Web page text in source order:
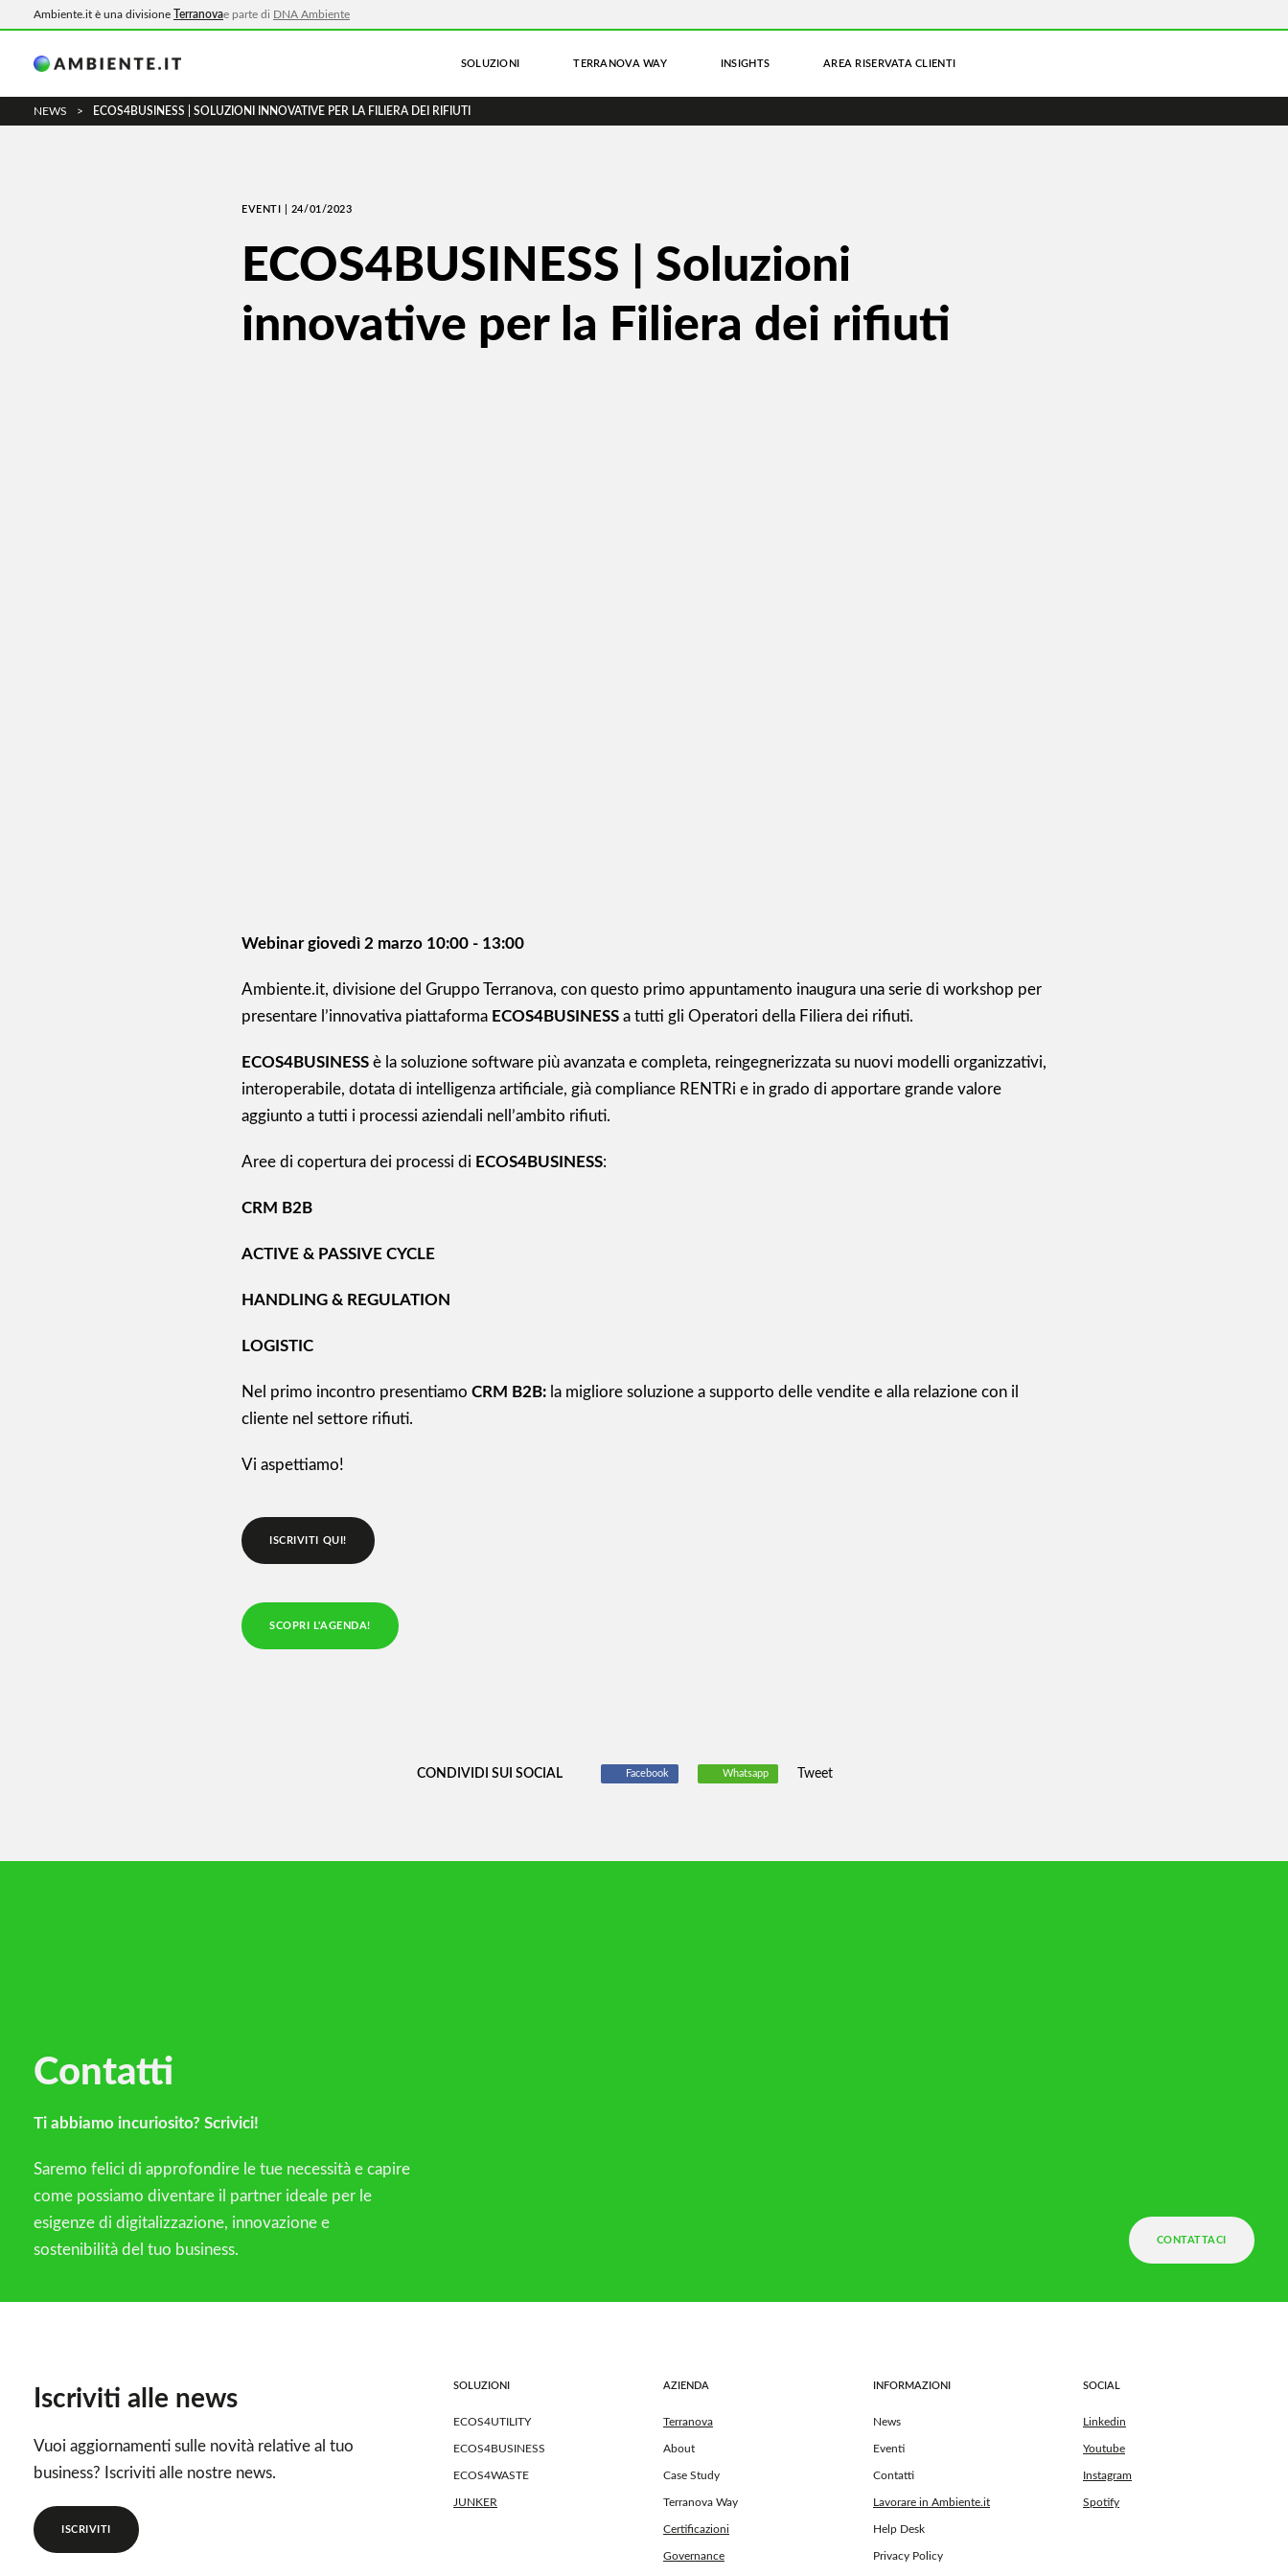
Ambiente.it è una divisione Terranovae parte di DNA Ambiente
SOLUZIONI TERRANOVA WAY INSIGHTS AREA RISERVATA CLIENTI
NEWS > ECOS4BUSINESS | SOLUZIONI INNOVATIVE PER LA FILIERA DEI RIFIUTI
EVENTI | 24/01/2023
ECOS4BUSINESS | Soluzioni
innovative per la Filiera dei rifiuti
Webinar giovedì 2 marzo 10:00 - 13:00
Ambiente.it, divisione del Gruppo Terranova, con questo primo appuntamento inaugura una serie di workshop per
presentare l’innovativa piattaforma ECOS4BUSINESS a tutti gli Operatori della Filiera dei rifiuti.
ECOS4BUSINESS è la soluzione software più avanzata e completa, reingegnerizzata su nuovi modelli organizzativi,
interoperabile, dotata di intelligenza artificiale, già compliance RENTRi e in grado di apportare grande valore
aggiunto a tutti i processi aziendali nell’ambito rifiuti.
Aree di copertura dei processi di ECOS4BUSINESS:
CRM B2B
ACTIVE & PASSIVE CYCLE
HANDLING & REGULATION
LOGISTIC
Nel primo incontro presentiamo CRM B2B: la migliore soluzione a supporto delle vendite e alla relazione con il
cliente nel settore rifiuti.
Vi aspettiamo!
ISCRIVITI QUI!
SCOPRI L'AGENDA!
CONDIVIDI SUI SOCIAL Facebook Whatsapp Tweet
Contatti
Ti abbiamo incuriosito? Scrivici!
Saremo felici di approfondire le tue necessità e capire
come possiamo diventare il partner ideale per le
esigenze di digitalizzazione, innovazione e
sostenibilità del tuo business.
CONTATTACI
Iscriviti alle news
Vuoi aggiornamenti sulle novità relative al tuo
business? Iscriviti alle nostre news.
ISCRIVITI
SOLUZIONI
ECOS4UTILITY
ECOS4BUSINESS
ECOS4WASTE
JUNKER
AZIENDA
Terranova
About
Case Study
Terranova Way
Certificazioni
Governance
INFORMAZIONI
News
Eventi
Contatti
Lavorare in Ambiente.it
Help Desk
Privacy Policy
SOCIAL
Linkedin
Youtube
Instagram
Spotify